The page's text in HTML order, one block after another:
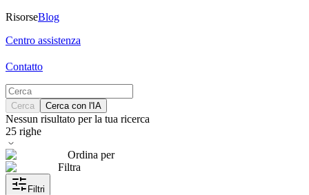
RisorseBlog
Centro assistenza
Contatto
Cerca Cerca con l'IA
Nessun risultato per la tua ricerca
25 righe
Ordina per
Filtra
Filtri